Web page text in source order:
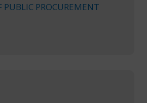
PROCUREMENT